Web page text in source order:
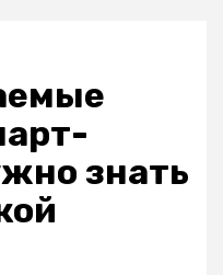
знать